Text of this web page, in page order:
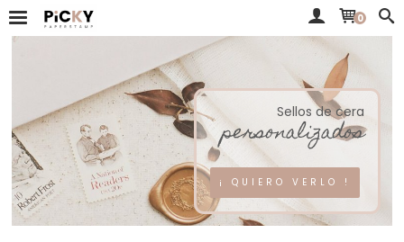
0
Sellos de cera
personalizados
¡ QUIERO VERLO !